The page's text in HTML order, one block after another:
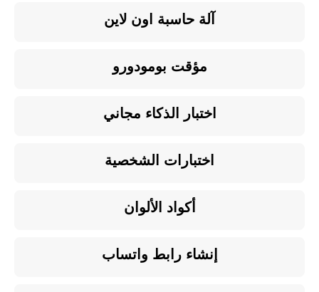
آلة حاسبة اون لاين
مؤقت بومودورو
اختبار الذكاء مجاني
اختبارات الشخصية
أكواد الألوان
إنشاء رابط واتساب